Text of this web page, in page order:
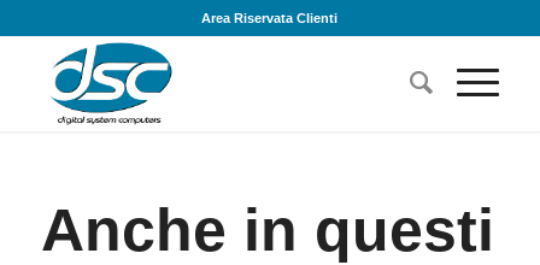
Area Riservata Clienti
Anche in questi